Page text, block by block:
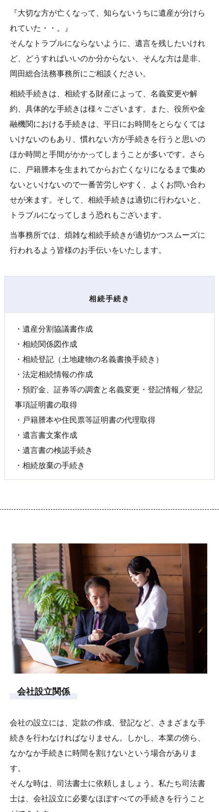
『大切な方が亡くなって、知らないうちに遺産が分けら
れていた・・。』
そんなトラブルにならないように、遺言を残したいけれ
ど、どうすればいいのか分からない、そんな方は是非、
岡田総合法務事務所にご相談ください。
相続手続きは、相続する財産によって、名義変更や解
約、具体的な手続きは様々ございます。また、役所や金
融機関における手続きは、平日にお時間をとらなくては
いけないのもあり、慣れない方が手続きを行うと思いの
ほか時間と手間がかかってしまうことが多いです。さら
に、戸籍謄本を生まれてからお亡くなりになるまで集め
ないといけないので一番苦労しやすく、よくお問い合わ
せが来ます。そして、相続手続きは適切に行わないと、
トラブルになってしまう恐れもございます。
当事務所では、煩雑な相続手続きが適切かつスムーズに
行われるよう皆様のお手伝いをいたします。
相続手続き
・遺産分割協議書作成
・相続関係図作成
・相続登記（土地建物の名義書換手続き）
・法定相続情報の作成
・預貯金、証券等の調査と名義変更・登記情報／登記
事項証明書の取得
・戸籍謄本や住民票等証明書の代理取得
・遺言書文案作成
・遺言書の検認手続き
・相続放棄の手続き
会社設立関係
会社の設立には、定款の作成、登記など、さまざまな手
続きを行わなければなりません。しかし、本業の傍ら、
なかなか手続きに時間を割けないという場合がありま
す。
そんな時は、司法書士に依頼しましょう。私たち司法書
士は、会社設立に必要なほぼすべての手続きを行うこと